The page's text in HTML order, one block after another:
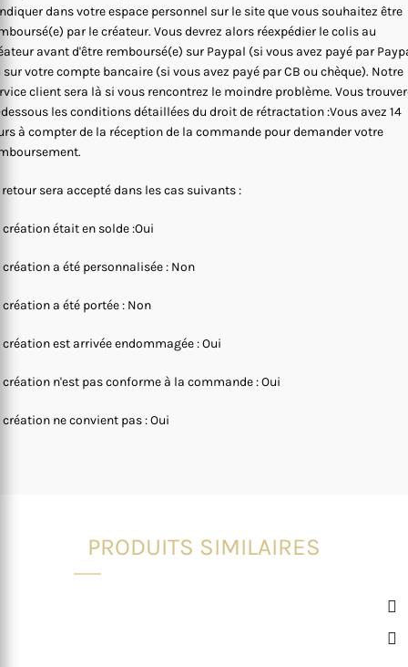
dans votre espace personnel sur le site que vous souhaitez être
par le créateur. Vous devrez alors réexpédier le colis au
avant d'être remboursé(e) sur Paypal (si vous avez payé par
sur votre compte bancaire (si vous avez payé par CB ou chèque). Notre
client sera là si vous rencontrez le moindre problème. Vous
les conditions détaillées du droit de rétractation :Vous avez 14
à compter de la réception de la commande pour demander votre
retour sera accepté dans les cas suivants :
création était en solde :Oui
création a été personnalisée : Non
création a été portée : Non
création est arrivée endommagée : Oui
création n'est pas conforme à la commande : Oui
création ne convient pas : Oui
PRODUITS SIMILAIRES